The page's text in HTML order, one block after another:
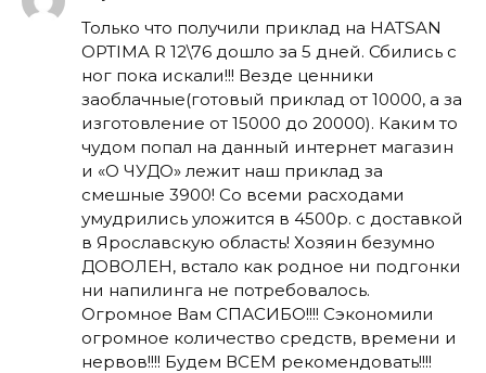
Только что получили приклад на HATSAN
OPTIMA R 12\76 дошло за 5 дней. Сбились с
ног пока искали!!! Везде ценники
заоблачные(готовый приклад от 10000, а за
изготовление от 15000 до 20000). Каким то
чудом попал на данный интернет магазин
и «О ЧУДО» лежит наш приклад за
смешные 3900! Со всеми расходами
умудрились уложится в 4500р. с доставкой
в Ярославскую область! Хозяин безумно
ДОВОЛЕН, встало как родное ни подгонки
ни напилинга не потребовалось.
Огромное Вам СПАСИБО!!!! Сэкономили
огромное количество средств, времени и
нервов!!!! Будем ВСЕМ рекомендовать!!!!